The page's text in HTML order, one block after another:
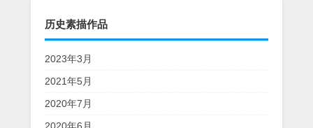
历史素描作品
2023年3月
2021年5月
2020年7月